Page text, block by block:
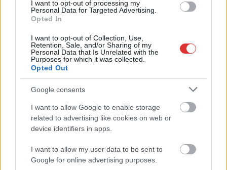
I want to opt-out of processing my
Personal Data for Targeted Advertising.
Opted In
I want to opt-out of Collection, Use,
Retention, Sale, and/or Sharing of my
Personal Data that Is Unrelated with the
Purposes for which it was collected.
Opted Out
Google consents
I want to allow Google to enable storage
related to advertising like cookies on web or
device identifiers in apps.
I want to allow my user data to be sent to
Google for online advertising purposes.
Adóemelés Szolnokon: csend a döntéshozók
részéről
Ahogy november
végén megírtuk, a
arra az álláspontra
elengedhetetlen az
építményadó
telekadó bevezetése annak érdekében, hogy a 2025-ös évben
zavartalan legyen a működtetés. Senki nem szeret adózni, ez